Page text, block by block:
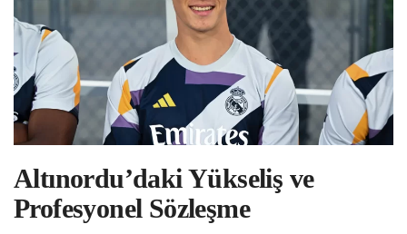
Altınordu’daki Yükseliş ve
Profesyonel Sözleşme